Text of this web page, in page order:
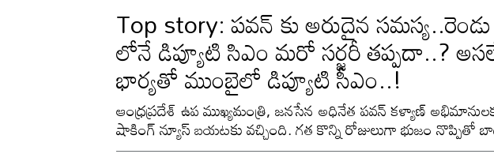
Top story: పవన్ కు అరుదైన సమస్య..రెండు
లోనే డిప్యూటి సిఎం మరో సర్జరీ తప్పదా..?
భార్యతో ముంబైలో డిప్యూటి సీఎం..!
ఆంధ్రప్రదేశ్ ఉప ముఖ్యమంత్రి, జనసేన అధినేత పవన్ కళ్యాణ్
షాకింగ్ న్యూస్ బయటకు వచ్చింది. గత కొన్ని రోజులుగా భుజం నొప్పితో